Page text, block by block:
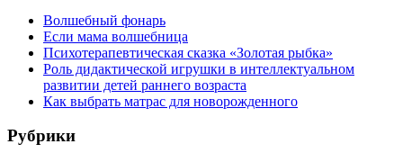
Волшебный фонарь
Если мама волшебница
Психотерапевтическая сказка «Золотая рыбка»
Роль дидактической игрушки в интеллектуальном
развитии детей раннего возраста
Как выбрать матрас для новорожденного
Рубрики